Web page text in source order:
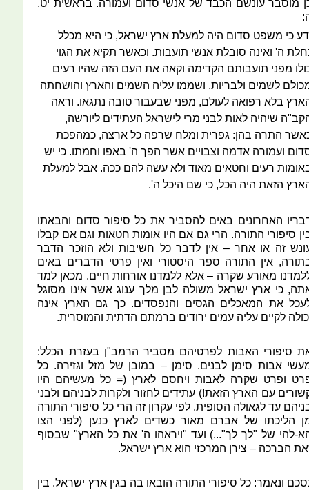
מוסבר עונשם הכבד של אנשי סדום ועמורה. בראשית יט,
כי משפט סדום היה למעלת ארץ ישראל, כי היא מכלל
ה' ואינה סובלת אנשי תועבות. וכאשר תקיא את הגוי
מפני תועבותם הקדימה וקאה את העם הזה שהיו רעים
לשמים ולבריות, ושממו עליה השמים והארץ והושחתה
בלא רפואה לעולם, מפני שבעבור טובה נתגאו. וראה
שיהיה לאות לבני מרי לישראל העתידים ליורשה,
התרה בהן: גפרית ומלח שרפה כל ארצה, כמהפכת
ועמורה אדמה וצבויים אשר הפך ה' באפו וחמתו. כי יש
רעים וחטאים מאוד ולא עשה להם ככה. אבל למעלת
הזאת היה הכל, כי שם היכל ה'.
האחרונים באים להסביר את כל סיפור סדום והבאתו
סיפורי התורה. הרי גם אם היו אומות חטאות וגם אם קבלו
זה או אחר – אין לדבר כל חשיבות ולא הוזכר הדבר
אין התורה ספר היסטורי ואין פרטי הדברים באים
מאורע שקרה – אלא ללמדנו אורחות חיים. מכאן למד
כי ארץ ישראל משולה לבן מלך ענוג אשר אינו מסוגל
את המאכלים הגסים והנפסדים. כך גם הארץ אינה
לקיים עליה עמים ירודים ברמתם הדתית והמוסרית.
סיפורי האבות לפרטיהם מסביר הרמב"ן בעזרת הכלל:
אבות סימן לבנים. סימן – במובן של מזל וגזירה. כל
ופרט שקרה לאבות ויחסם לארץ (= כל מעשיהם היו
עם הארץ הזאת!) עתידים לחזור ולקרות לבניהם ולבני
עד לגאולה הסופית. לפי עקרון זה הרי כל סיפורי התורה
הליכתו של אברם מאור כשדים לארץ כנען (לפני הצו
להי של "לך לך"...) ועד "ויראהו ה' את כל הארץ" שבסוף
הברכה – צירן המרכזי הוא ארץ ישראל.
ונאמר: כל סיפורי התורה הובאו בה בגין ארץ ישראל. בין